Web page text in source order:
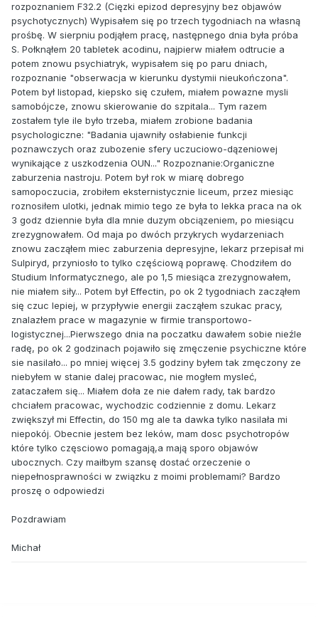
rozpoznaniem F32.2 (Cięzki epizod depresyjny bez objawów
psychotycznych) Wypisałem się po trzech tygodniach na własną
prośbę. W sierpniu podjąłem pracę, następnego dnia była próba
S. Połknąłem 20 tabletek acodinu, najpierw miałem odtrucie a
potem znowu psychiatryk, wypisałem się po paru dniach,
rozpoznanie "obserwacja w kierunku dystymii nieukończona".
Potem był listopad, kiepsko się czułem, miałem powazne mysli
samobójcze, znowu skierowanie do szpitala... Tym razem
zostałem tyle ile było trzeba, miałem zrobione badania
psychologiczne: "Badania ujawniły osłabienie funkcji
poznawczych oraz zubozenie sfery uczuciowo-dązeniowej
wynikające z uszkodzenia OUN..." Rozpoznanie:Organiczne
zaburzenia nastroju. Potem był rok w miarę dobrego
samopoczucia, zrobiłem eksternistycznie liceum, przez miesiąc
roznosiłem ulotki, jednak mimio tego ze była to lekka praca na ok
3 godz dziennie była dla mnie duzym obciązeniem, po miesiącu
zrezygnowałem. Od maja po dwóch przykrych wydarzeniach
znowu zacząłem miec zaburzenia depresyjne, lekarz przepisał mi
Sulpiryd, przyniosło to tylko częściową poprawę. Chodziłem do
Studium Informatycznego, ale po 1,5 miesiąca zrezygnowałem,
nie miałem siły... Potem był Effectin, po ok 2 tygodniach zacząłem
się czuc lepiej, w przypływie energii zacząłem szukac pracy,
znalazłem prace w magazynie w firmie transportowo-
logistycznej...Pierwszego dnia na poczatku dawałem sobie nieźle
radę, po ok 2 godzinach pojawiło się zmęczenie psychiczne które
sie nasilało... po mniej więcej 3.5 godziny byłem tak zmęczony ze
niebyłem w stanie dalej pracowac, nie mogłem mysleć,
zataczałem się... Miałem doła ze nie dałem rady, tak bardzo
chciałem pracowac, wychodzic codziennie z domu. Lekarz
zwiększył mi Effectin, do 150 mg ale ta dawka tylko nasilała mi
niepokój. Obecnie jestem bez leków, mam dosc psychotropów
które tylko częsciowo pomagają,a mają sporo objawów
ubocznych. Czy maiłbym szansę dostać orzeczenie o
niepełnosprawności w związku z moimi problemami? Bardzo
proszę o odpowiedzi
Pozdrawiam
Michał